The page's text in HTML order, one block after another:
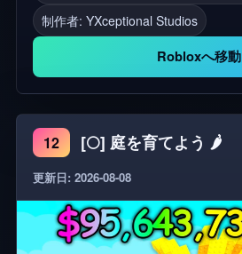
制作者: YXceptional Studios
Robloxへ移動
12 [🌕] 庭を育てよう 🌶️
更新日: 2026-08-08